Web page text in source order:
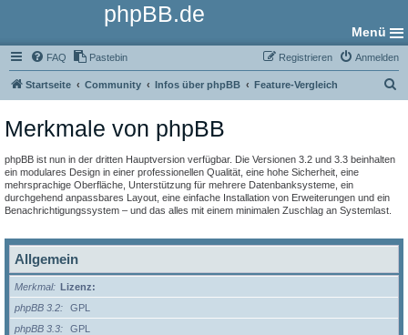
phpBB.de
Menü
FAQ Pastebin Anmelden
Registrieren
Startseite Community Infos über phpBB Feature-Vergleich
Merkmale von phpBB
phpBB ist nun in der dritten Hauptversion verfügbar. Die Versionen 3.2 und 3.3 beinhalten
ein modulares Design in einer professionellen Qualität, eine hohe Sicherheit, eine
mehrsprachige Oberfläche, Unterstützung für mehrere Datenbanksysteme, ein
durchgehend anpassbares Layout, eine einfache Installation von Erweiterungen und ein
Benachrichtigungssystem – und das alles mit einem minimalen Zuschlag an Systemlast.
Allgemein
Merkmal
Lizenz:
phpBB 3.2
GPL
phpBB 3.3
GPL